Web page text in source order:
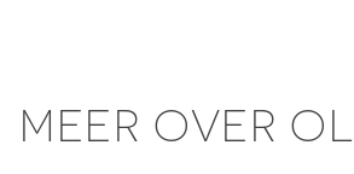
MEER OVER